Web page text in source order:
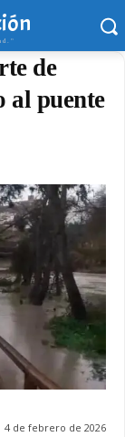
de
al puente
4 de febrero de 2026